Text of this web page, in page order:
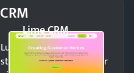
CRM
Lime CRM
Luk flere salg med et
struktureret overblik over